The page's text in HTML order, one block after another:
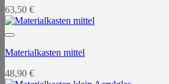
63,50 €
Materialkasten mittel
48,90 €